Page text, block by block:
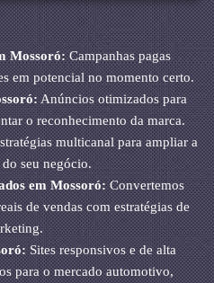
Mossoró:Campanhas pagas
em potencial no momento certo.
Anúncios otimizados para
o reconhecimento da marca.
multicanal para ampliar a
seu negócio.
em Mossoró:Convertemos
de vendas com estratégias de
Sites responsivos e de alta
para o mercado automotivo,